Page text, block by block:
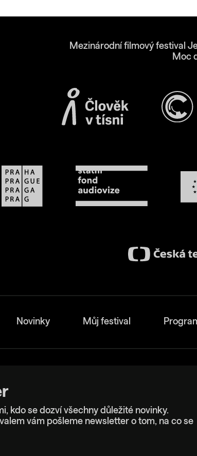
Mezinárodní filmový festival
Moc
Novinky Můj festival
kdo se dozví všechny důležité novinky.
vám pošleme newsletter o tom, na co se